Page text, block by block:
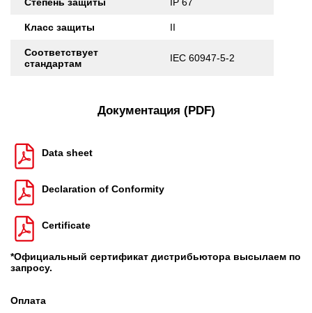
Класс защиты II
Соответствует
стандартам
IEC 60947-5-2
Документация (PDF)
Data sheet
Declaration of Conformity
Certificate
*Официальный сертификат дистрибьютора высылаем по
запросу.
Оплата